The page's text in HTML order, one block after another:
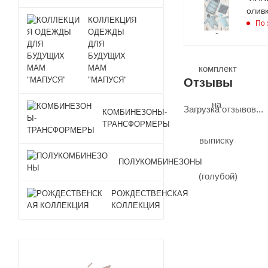
По
Отзывы
Загрузка отзывов...
КОЛЛЕКЦИЯ
ОДЕЖДЫ
ДЛЯ
БУДУЩИХ
МАМ
"МАПУСЯ"
КОМБИНЕЗОНЫ-
ТРАНСФОРМЕРЫ
ПОЛУКОМБИНЕЗОНЫ
РОЖДЕСТВЕНСКАЯ
КОЛЛЕКЦИЯ